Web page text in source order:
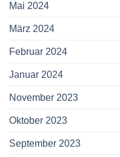
Mai 2024
März 2024
Februar 2024
Januar 2024
November 2023
Oktober 2023
September 2023